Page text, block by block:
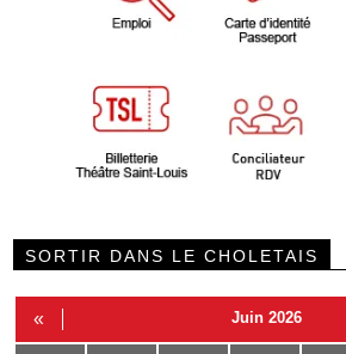
SORTIR DANS LE CHOLETAIS
« Juin 2026